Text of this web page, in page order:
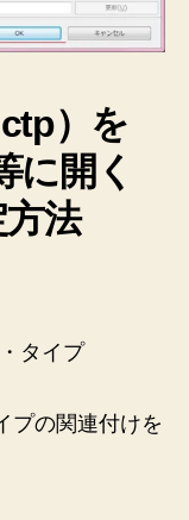
）を
に開く
法
タイプ
の関連付けを